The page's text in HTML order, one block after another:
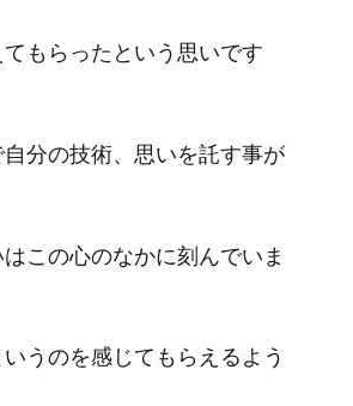
もらったという思いです
分の技術、思いを託す事が
この心のなかに刻んでいま
うのを感じてもらえるよう